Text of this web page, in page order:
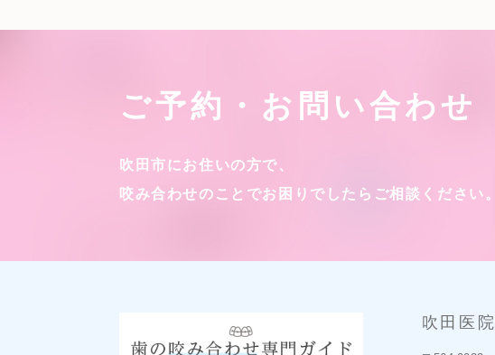
ご予約・お問い合わせ
吹田市にお住いの方で、
咬み合わせのことでお困りでしたら ご相談ください。
吹田医院